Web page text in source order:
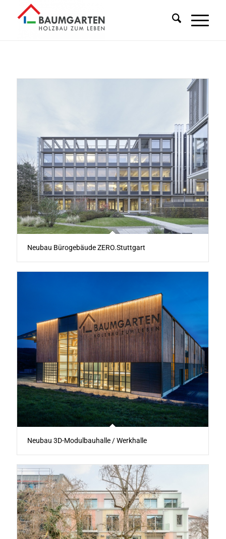
Neubau Bürogebäude ZERO.Stuttgart
Neubau 3D-Modulbauhalle / Werkhalle